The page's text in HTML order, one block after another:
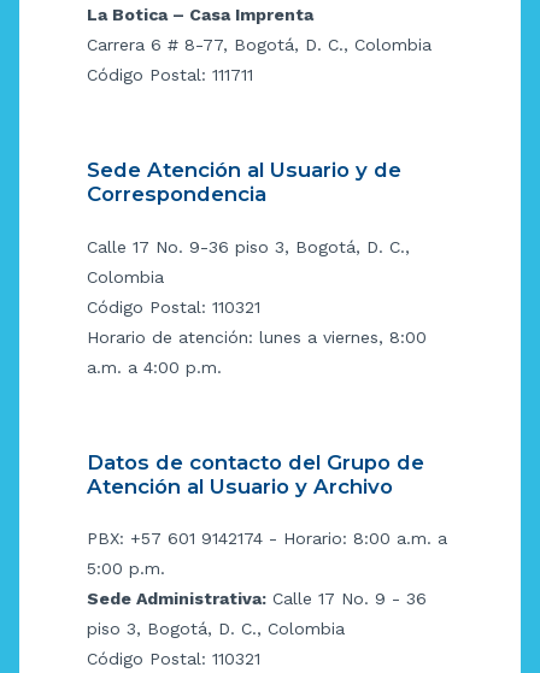
La Botica – Casa Imprenta
Carrera 6 # 8-77, Bogotá, D. C., Colombia
Código Postal: 111711
Sede Atención al Usuario y de
Correspondencia
Calle 17 No. 9-36 piso 3, Bogotá, D. C.,
Colombia
Código Postal: 110321
Horario de atención: lunes a viernes, 8:00
a.m. a 4:00 p.m.
Datos de contacto del Grupo de
Atención al Usuario y Archivo
PBX: +57 601 9142174 - Horario: 8:00 a.m. a
5:00 p.m.
Sede Administrativa: Calle 17 No. 9 - 36
piso 3, Bogotá, D. C., Colombia
Código Postal: 110321